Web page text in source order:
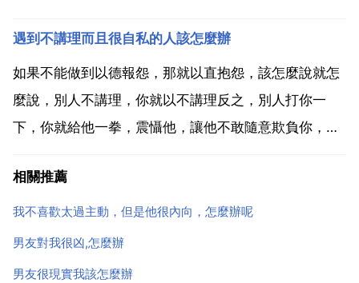
樣，既然不能在一起就祝福他，他可能也會這樣想的，
真心喜歡的話別在乎面子的。旗幟鮮明地告訴他，你愛
他且需要他，如...
遇到不講理而且很自私的人該怎麼辦
如果不能做到以德報怨，那就以直抱怨，該怎麼說就怎
麼說，別人不講理，你就以不講理反之，別人打你一
下，你就給他一拳，震懾他，讓他不敢隨意欺負你，其
不叫忍！因為懦弱也是一種障礙！但不要老是掛懷，過
去了就讓它過去，還要掌握度，要多用智慧，不能蠻
幹，做事要光明磊...
相關推薦
我不喜歡太過主動，但是他很內向，怎麼辦呢
男友對我很凶,怎麼辦
男友很現實我該怎麼辦